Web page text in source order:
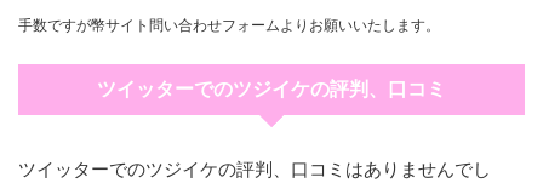
手数ですが幣サイト問い合わせフォームよりお願いいたします。
ツイッターでのツジイケの評判、口コミ
ツイッターでのツジイケの評判、口コミはありませんでし